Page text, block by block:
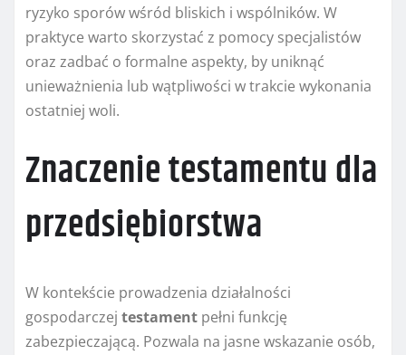
ryzyko sporów wśród bliskich i wspólników. W
praktyce warto skorzystać z pomocy specjalistów
oraz zadbać o formalne aspekty, by uniknąć
unieważnienia lub wątpliwości w trakcie wykonania
ostatniej woli.
Znaczenie testamentu dla
przedsiębiorstwa
W kontekście prowadzenia działalności
gospodarczej testament pełni funkcję
zabezpieczającą. Pozwala na jasne wskazanie osób,